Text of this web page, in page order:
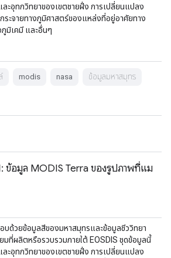
ละอุทกวิทยาของเขตชายฝั่ง การเปลี่ยนแปลง
ระจายทางภูมิศาสตร์ของแหล่งที่อยู่อาศัยทาง
มิเคมี และอื่นๆ
modis nasa ข้อมูลมหาสมุทร
ข้อมูล MODIS Terra ของรูปภาพที่แม
ด้วยข้อมูลสีของมหาสมุทรและข้อมูลชีววิทยา
มที่ผลิตหรือรวบรวมภายใต้ EOSDIS ชุดข้อมูลนี้
ละอุทกวิทยาของเขตชายฝั่ง การเปลี่ยนแปลง